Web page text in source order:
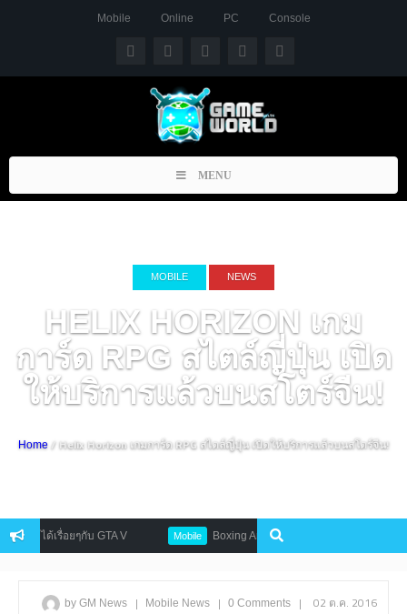
Mobile Online PC Console
Toggle
navigation
MENU
MOBILE NEWS
HELIX HORIZON เกม
การ์ด RPG สไตล์ญี่ปุ่น เปิด
ให้บริการแล้วบนสโตร์จีน!
Home / Helix Horizon เกมการ์ด RPG สไตล์ญี่ปุ่น เปิดให้บริการแล้วบนสโตร์จีน!
ยได้เรื่อยๆกับ GTA V Boxing Angel เกมต่อยมวยบนสังเวียนนางฟ้าห
by GM News | Mobile News | 0 Comments |
02 ต.ค. 2016